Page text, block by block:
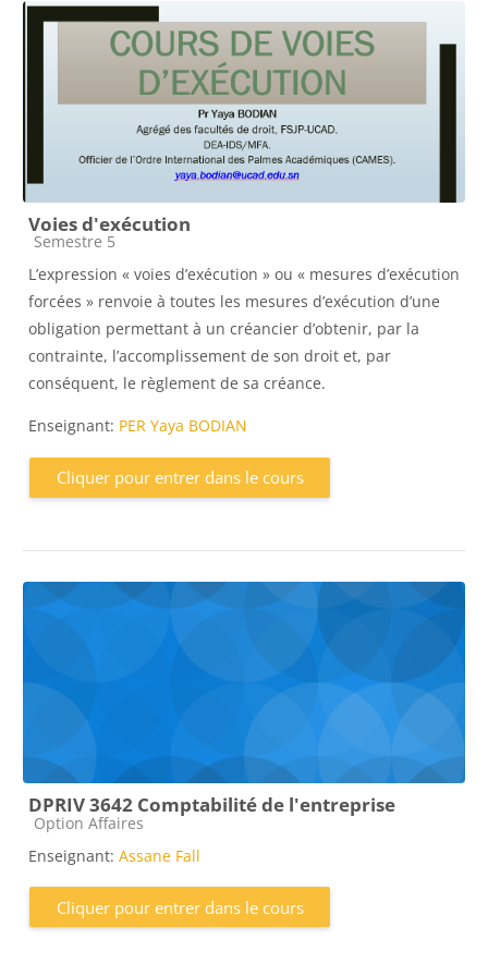
Voies d'exécution
Catégorie de cours
Semestre 5
L’expression « voies d’exécution » ou « mesures d’exécution
forcées » renvoie à toutes les mesures d’exécution d’une
obligation permettant à un créancier d’obtenir, par la
contrainte, l’accomplissement de son droit et, par
conséquent, le règlement de sa créance.
Enseignant: PER Yaya BODIAN
Cliquer pour entrer dans le cours
DPRIV 3642 Comptabilité de l'entreprise
Catégorie de cours
Option Affaires
Enseignant: Assane Fall
Cliquer pour entrer dans le cours